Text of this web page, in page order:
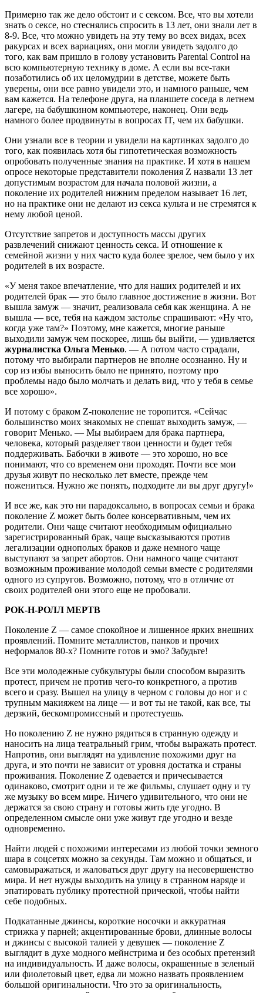
Примерно так же дело обстоит и с сексом. Все, что вы хотели
знать о сексе, но стеснялись спросить в 13 лет, они знали лет в
8-9. Все, что можно увидеть на эту тему во всех видах, всех
ракурсах и всех вариациях, они могли увидеть задолго до
того, как вам пришло в голову установить Parental Control на
всю компьютерную технику в доме. А если вы все-таки
позаботились об их целомудрии в детстве, можете быть
уверены, они все равно увидели это, и намного раньше, чем
вам кажется. На телефоне друга, на планшете соседа в летнем
лагере, на бабушкином компьютере, наконец. Они ведь
намного более продвинуты в вопросах IT, чем их бабушки.
Они узнали все в теории и увидели на картинках задолго до
того, как появилась хотя бы гипотетическая возможность
опробовать полученные знания на практике. И хотя в нашем
опросе некоторые представители поколения Z назвали 13 лет
допустимым возрастом для начала половой жизни, а
поколение их родителей нижним пределом называет 16 лет,
но на практике они не делают из секса культа и не стремятся к
нему любой ценой.
Отсутствие запретов и доступность массы других
развлечений снижают ценность секса. И отношение к
семейной жизни у них часто куда более зрелое, чем было у их
родителей в их возрасте.
«У меня такое впечатление, что для наших родителей и их
родителей брак — это было главное достижение в жизни. Вот
вышла замуж — значит, реализовала себя как женщина. А не
вышла — все, тебя на каждом застолье спрашивают: «Ну что,
когда уже там?» Поэтому, мне кажется, многие раньше
выходили замуж чем поскорее, лишь бы выйти, — удивляется
журналистка Ольга Менько. — А потом часто страдали,
потому что выбирали партнеров не вполне осознанно. Ну и
сор из избы выносить было не принято, поэтому про
проблемы надо было молчать и делать вид, что у тебя в семье
все хорошо».
И потому с браком Z-поколение не торопится. «Сейчас
большинство моих знакомых не спешат выходить замуж, —
говорит Менько. — Мы выбираем для брака партнера,
человека, который разделяет твои ценности и будет тебя
поддерживать. Бабочки в животе — это хорошо, но все
понимают, что со временем они проходят. Почти все мои
друзья живут по несколько лет вместе, прежде чем
пожениться. Нужно же понять, подходите ли вы друг другу!»
И все же, как это ни парадоксально, в вопросах семьи и брака
поколение Z может быть более консервативным, чем их
родители. Они чаще считают необходимым официально
зарегистрированный брак, чаще высказываются против
легализации однополых браков и даже немного чаще
выступают за запрет абортов. Они намного чаще считают
возможным проживание молодой семьи вместе с родителями
одного из супругов. Возможно, потому, что в отличие от
своих родителей они этого еще не пробовали.
РОК-Н-РОЛЛ МЕРТВ
Поколение Z — самое спокойное и лишенное ярких внешних
проявлений. Помните металлистов, панков и прочих
неформалов 80-х? Помните готов и эмо? Забудьте!
Все эти молодежные субкультуры были способом выразить
протест, причем не против чего-то конкретного, а против
всего и сразу. Вышел на улицу в черном с головы до ног и с
трупным макияжем на лице — и вот ты не такой, как все, ты
дерзкий, бескомпромиссный и протестуешь.
Но поколению Z не нужно рядиться в странную одежду и
наносить на лица театральный грим, чтобы выражать протест.
Напротив, они выглядят на удивление похожими друг на
друга, и это почти не зависит от уровня достатка и страны
проживания. Поколение Z одевается и причесывается
одинаково, смотрит одни и те же фильмы, слушает одну и ту
же музыку во всем мире. Ничего удивительного, что они не
держатся за свою страну и готовы жить где угодно. В
определенном смысле они уже живут где угодно и везде
одновременно.
Найти людей с похожими интересами из любой точки земного
шара в соцсетях можно за секунды. Там можно и общаться, и
самовыражаться, и жаловаться друг другу на несовершенство
мира. И нет нужды выходить на улицу в странном наряде и
эпатировать публику протестной прической, чтобы найти
себе подобных.
Подкатанные джинсы, короткие носочки и аккуратная
стрижка у парней; акцентированные брови, длинные волосы
и джинсы с высокой талией у девушек — поколение Z
выглядит в духе модного мейнстрима и без особых претензий
на индивидуальность. И даже волосы, окрашенные в зеленый
или фиолетовый цвет, едва ли можно назвать проявлением
большой оригинальности. Что это за оригинальность,